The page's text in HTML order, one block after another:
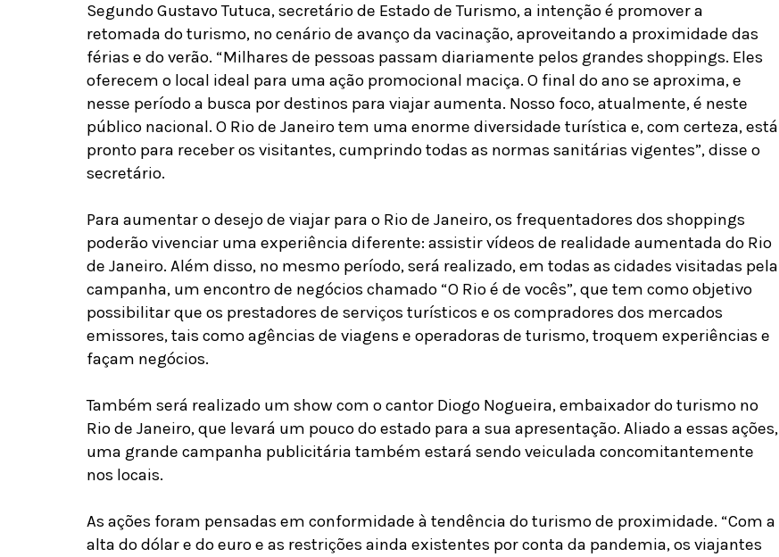
Segundo Gustavo Tutuca, secretário de Estado de Turismo, a intenção é promover a
retomada do turismo, no cenário de avanço da vacinação, aproveitando a proximidade das
férias e do verão. “Milhares de pessoas passam diariamente pelos grandes shoppings. Eles
oferecem o local ideal para uma ação promocional maciça. O final do ano se aproxima, e
nesse período a busca por destinos para viajar aumenta. Nosso foco, atualmente, é neste
público nacional. O Rio de Janeiro tem uma enorme diversidade turística e, com certeza, está
pronto para receber os visitantes, cumprindo todas as normas sanitárias vigentes”, disse o
secretário.
Para aumentar o desejo de viajar para o Rio de Janeiro, os frequentadores dos shoppings
poderão vivenciar uma experiência diferente: assistir vídeos de realidade aumentada do Rio
de Janeiro. Além disso, no mesmo período, será realizado, em todas as cidades visitadas pela
campanha, um encontro de negócios chamado “O Rio é de vocês”, que tem como objetivo
possibilitar que os prestadores de serviços turísticos e os compradores dos mercados
emissores, tais como agências de viagens e operadoras de turismo, troquem experiências e
façam negócios.
Também será realizado um show com o cantor Diogo Nogueira, embaixador do turismo no
Rio de Janeiro, que levará um pouco do estado para a sua apresentação. Aliado a essas ações,
uma grande campanha publicitária também estará sendo veiculada concomitantemente
nos locais.
As ações foram pensadas em conformidade à tendência do turismo de proximidade. “Com a
alta do dólar e do euro e as restrições ainda existentes por conta da pandemia, os viajantes